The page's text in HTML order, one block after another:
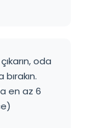
oda
en az 6